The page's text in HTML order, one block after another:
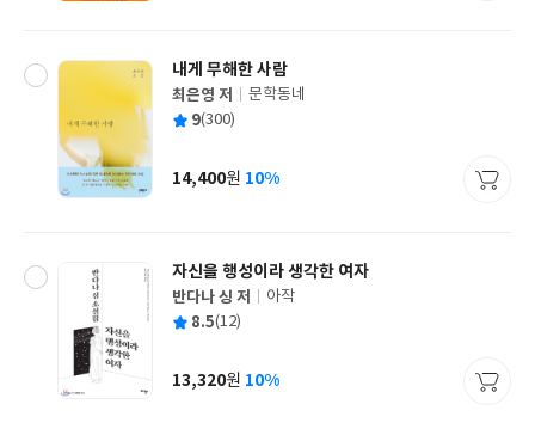
내게 무해한 사람
글
쓴
최은영 저
출
사
문학동네
평 9(300)
가
14,400원 10%
자신을 행성이라 생각한 여자
글
쓴
반다나 싱 저
출
사
아작
평 8.5(12)
가
13,320원 10%